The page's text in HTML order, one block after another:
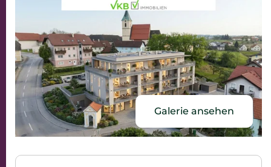
Galerie ansehen